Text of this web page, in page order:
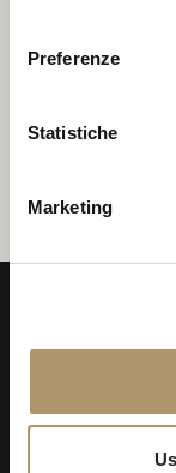
Preferenze
Statistiche
Marketing
Cell.: +39
E-mail: